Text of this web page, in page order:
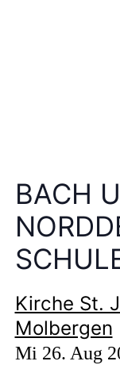
BACH
Kirche St.
Molbergen
Mi 26. Aug